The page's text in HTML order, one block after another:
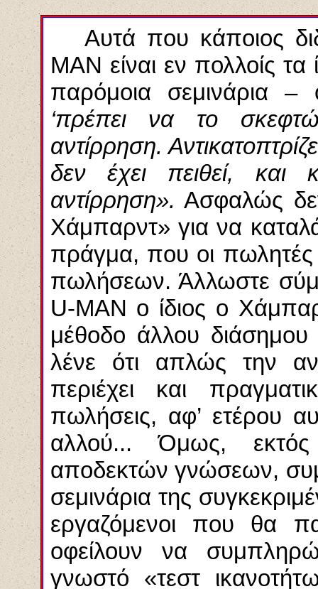
Αυτά που κάποιος
MAN είναι εν πολλοίς
παρόμοια σεμινάρια
‘πρέπει να το
αντίρρηση.
δεν έχει πειθεί, και
αντίρρηση». Ασφαλώς
Χάμπαρντ» για να
πράγμα, που οι
πωλήσεων. Άλλωστε
U-MAN ο ίδιος ο
μέθοδο άλλου
λένε ότι απλώς την
περιέχει και
πωλήσεις, αφ’ ετέρου
αλλού... Όμως,
αποδεκτών γνώσεων,
σεμινάρια της
εργαζόμενοι που θα
οφείλουν να
γνωστό «τεστ